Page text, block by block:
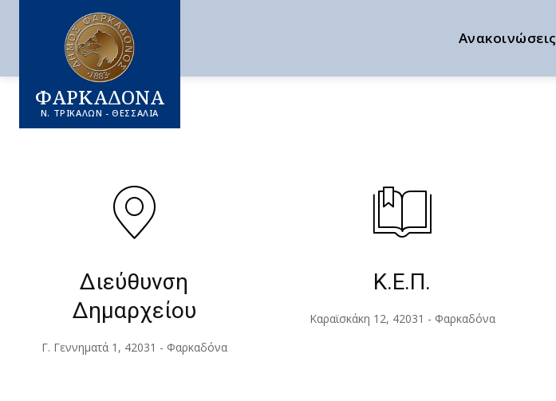
ΦΑΡΚΑΔΟΝΑ
Ν. ΤΡΙΚΑΛΩΝ - ΘΕΣΣΑΛΙΑ
Ανακοινώσεις
Διεύθυνση
Δημαρχείου
Γ. Γεννηματά 1, 42031 - Φαρκαδόνα
Κ.Ε.Π.
Καραϊσκάκη 12, 42031 - Φαρκαδόνα